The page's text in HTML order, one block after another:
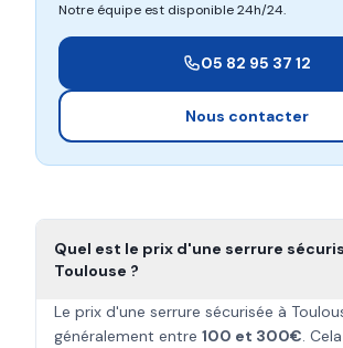
Notre équipe est disponible 24h/24.
05 82 95 37 12
Nous contacter
Quel est le prix d'une serrure
Toulouse ?
Le prix d'une serrure sécurisée à
généralement entre 100 et 300€.